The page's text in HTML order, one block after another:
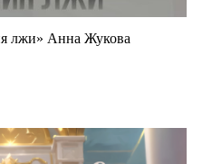
лжи» Анна Жукова